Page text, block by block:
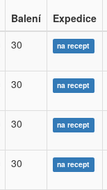
Balení
Expedice
30 na recept
30 na recept
30 na recept
30 na recept